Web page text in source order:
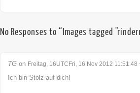
No Responses to “Images tagged
TG on Freitag, 16UTCFri, 16 Nov 2012
Ich bin Stolz auf dich!